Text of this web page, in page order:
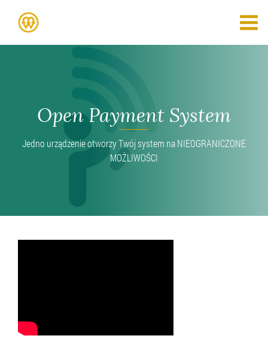
Open Payment System
Jedno urządzenie otworzy Twój system na NIEOGRANICZONE
MOŻLIWOŚCI